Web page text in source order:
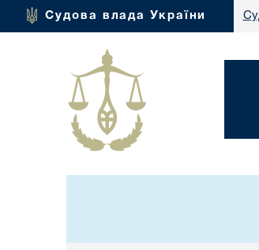
Судова влада України